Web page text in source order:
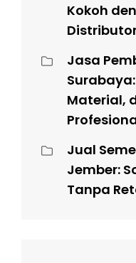
Kokoh
Jasa
Material,
Jual
Jember:
Tanpa